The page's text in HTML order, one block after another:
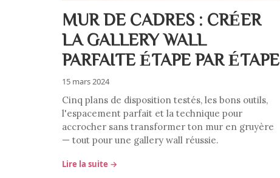
MUR DE CADRES : CRÉER
LA GALLERY WALL
PARFAITE ÉTAPE PAR ÉTAPE
15 mars 2024
Cinq plans de disposition testés, les bons outils,
l'espacement parfait et la technique pour
accrocher sans transformer ton mur en gruyère
— tout pour une gallery wall réussie.
Lire la suite →